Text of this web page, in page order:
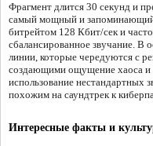
Фрагмент длится 30 секунд и
самый мощный и
битрейтом 128 Кбит/сек и
сбалансированное звучание.
линии, которые чередуются с
создающими ощущение хаоса и
использование нестандартных
похожим на саундтрек к
Интересные факты и